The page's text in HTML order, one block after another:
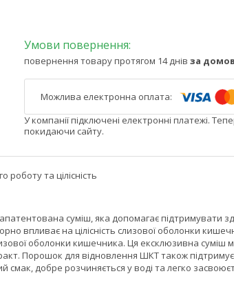
повернення товару протягом 14 днів за
У компанії підключені електронні платежі.
покидаючи сайту.
та цілісність
суміш, яка допомагає підтримувати
впливає на цілісність слизової оболонки
оболонки кишечника. Ця ексклюзивна суміш
Порошок для відновлення ШКТ також
добре розчиняється у воді та легко